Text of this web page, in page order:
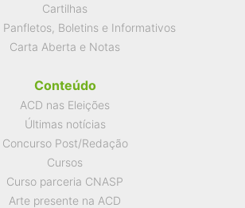
Cartilhas
Panfletos, Boletins e Informativos
Carta Aberta e Notas
Conteúdo
ACD nas Eleições
Últimas notícias
Concurso Post/Redação
Cursos
Curso parceria CNASP
Arte presente na ACD